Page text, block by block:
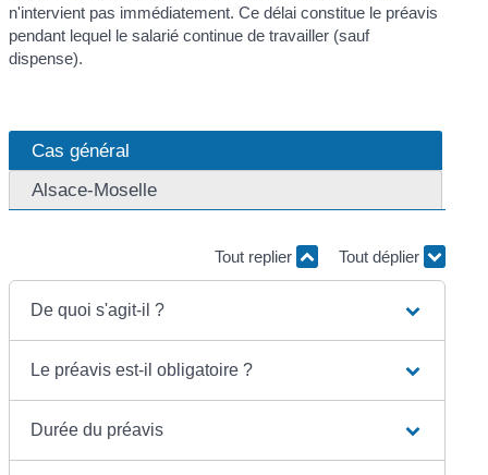
n'intervient pas immédiatement. Ce délai constitue le préavis
pendant lequel le salarié continue de travailler (sauf
dispense).
Cas général
Alsace-Moselle
Tout replier Tout déplier
De quoi s'agit-il ?
Le préavis est-il obligatoire ?
Durée du préavis